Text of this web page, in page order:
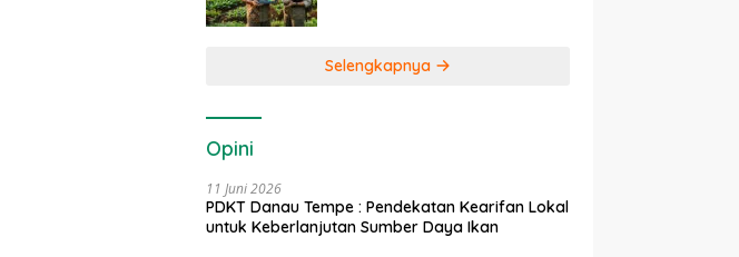
Selengkapnya
Opini
11 Juni 2026
PDKT Danau Tempe : Pendekatan Kearifan Lokal
untuk Keberlanjutan Sumber Daya Ikan